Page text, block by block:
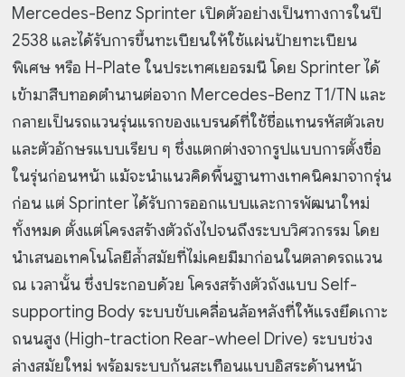
Mercedes-Benz Sprinter เปิดตัวอย่างเป็นทางการในปี
2538 และได้รับการขึ้นทะเบียนให้ใช้แผ่นป้ายทะเบียน
พิเศษ หรือ H-Plate ในประเทศเยอรมนี โดย Sprinter ได้
เข้ามาสืบทอดตำนานต่อจาก Mercedes-Benz T1/TN และ
กลายเป็นรถแวนรุ่นแรกของแบรนด์ที่ใช้ชื่อแทนรหัสตัวเลข
และตัวอักษรแบบเรียบ ๆ ซึ่งแตกต่างจากรูปแบบการตั้งชื่อ
ในรุ่นก่อนหน้า แม้จะนำแนวคิดพื้นฐานทางเทคนิคมาจากรุ่น
ก่อน แต่ Sprinter ได้รับการออกแบบและการพัฒนาใหม่
ทั้งหมด ตั้งแต่โครงสร้างตัวถังไปจนถึงระบบวิศวกรรม โดย
นำเสนอเทคโนโลยีล้ำสมัยที่ไม่เคยมีมาก่อนในตลาดรถแวน
ณ เวลานั้น ซึ่งประกอบด้วย โครงสร้างตัวถังแบบ Self-
supporting Body ระบบขับเคลื่อนล้อหลังที่ให้แรงยึดเกาะ
ถนนสูง (High-traction Rear-wheel Drive) ระบบช่วง
ล่างสมัยใหม่ พร้อมระบบกันสะเทือนแบบอิสระด้านหน้า